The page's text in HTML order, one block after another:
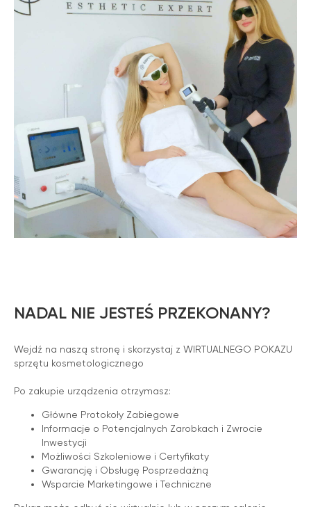
NADAL NIE JESTEŚ PRZEKONANY?
Wejdź na naszą stronę i skorzystaj z WIRTUALNEGO POKAZU
sprzętu kosmetologicznego
Po zakupie urządzenia otrzymasz:
Główne Protokoły Zabiegowe
Informacje o Potencjalnych Zarobkach i Zwrocie
Inwestycji
Możliwości Szkoleniowe i Certyfikaty
Gwarancję i Obsługę Posprzedażną
Wsparcie Marketingowe i Techniczne